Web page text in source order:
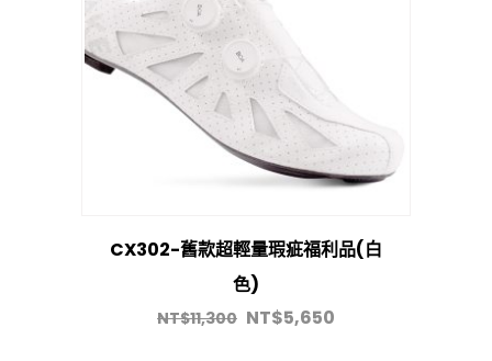
CX302-舊款超輕量瑕疵福利品(白
色)
NT$11,300 NT$5,650